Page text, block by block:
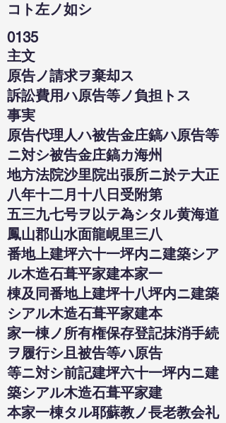
コト左ノ如シ
0135
主文
原告ノ請求ヲ棄却ス
訴訟費用ハ原告等ノ負担トス
事実
原告代理人ハ被告金庄鎬ハ原告等
ニ対シ被告金庄鎬カ海州
地方法院沙里院出張所ニ於テ大正
八年十二月十八日受附第
五三九七号ヲ以テ為シタル黄海道
鳳山郡山水面龍峴里三八
番地上建坪六十一坪内ニ建築シア
ル木造石葺平家建本家一
棟及同番地上建坪十八坪内ニ建築
シアル木造石葺平家建本
家一棟ノ所有権保存登記抹消手続
ヲ履行シ且被告等ハ原告
等ニ対シ前記建坪六十一坪内ニ建
築シアル木造石葺平家建
本家一棟タル耶蘇教ノ長老教会礼